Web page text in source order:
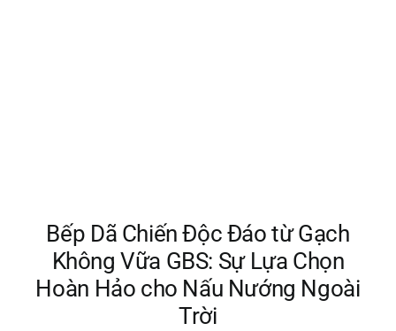
Bếp Dã Chiến Độc Đáo từ Gạch
Không Vữa GBS: Sự Lựa Chọn
Hoàn Hảo cho Nấu Nướng Ngoài
Trời